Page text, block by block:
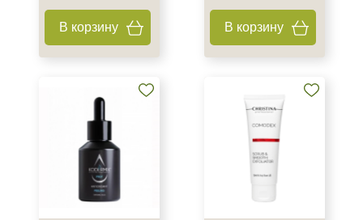
ПроцедураВ корзину В корзину